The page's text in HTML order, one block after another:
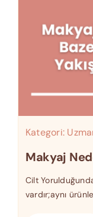
Kategori:
Makyaj
Cilt
vardır;aynı